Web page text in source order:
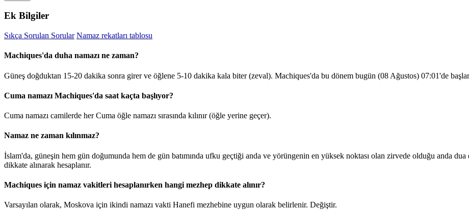
Ek Bilgiler
Sıkça Sorulan Sorular Namaz rekatları tablosu
Machiques'da duha namazı ne zaman?
Güneş doğduktan 15-20 dakika sonra girer ve öğlene 5-10 dakika kala biter (zeval). Machiques'da bu dönem bugün (08 Ağustos) 07:01'de
Cuma namazı Machiques'da saat kaçta başlıyor?
Cuma namazı camilerde her Cuma öğle namazı sırasında kılınır (öğle yerine geçer).
Namaz ne zaman kılınmaz?
İslam'da, güneşin hem gün doğumunda hem de gün batımında ufku geçtiği anda ve yörüngenin en yüksek noktası olan zirvede olduğu anda dua
dikkate alınarak hesaplanır.
Machiques için namaz vakitleri hesaplanırken hangi mezhep dikkate alınır?
Varsayılan olarak, Moskova için ikindi namazı vakti Hanefi mezhebine uygun olarak belirlenir. Değiştir.